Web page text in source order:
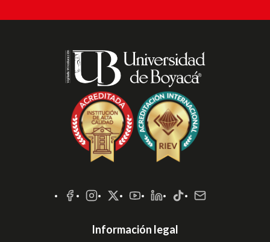
Sociales
Información legal